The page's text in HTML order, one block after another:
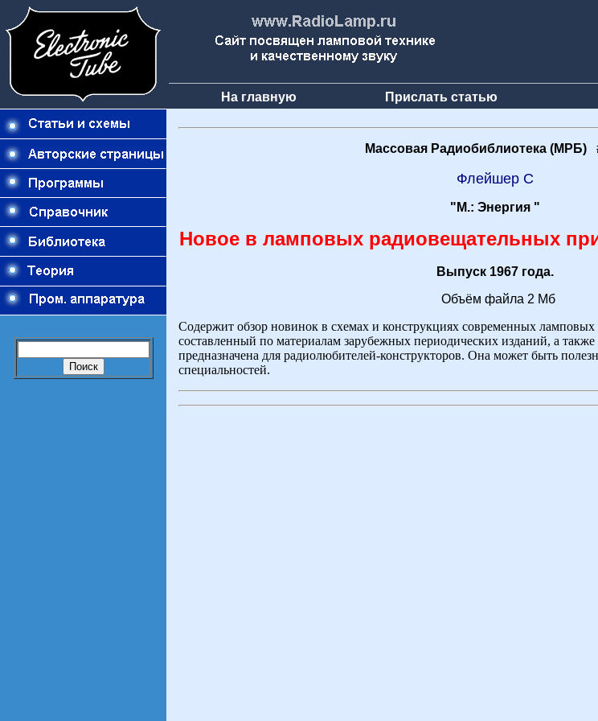
На главную Прислать статью
Массовая Радиобиблиотека (МРБ)
Флейшер С
"М.: Энергия "
Новое в ламповых радиовещательных
Выпуск 1967 года.
Объём файла 2 Мб
Содержит обзор новинок в схемах и конструкциях современных
составленный по материалам зарубежных периодических изданий, а
предназначена для радиолюбителей-конструкторов. Она может быть
специальностей.